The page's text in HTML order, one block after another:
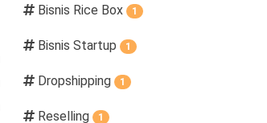
Bisnis Rice Box 1
Bisnis Startup 1
Dropshipping 1
Reselling 1